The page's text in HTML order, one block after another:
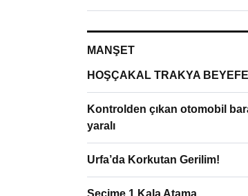
MANŞET
HOŞÇAKAL TRAKYA
Kontrolden çıkan otomobil
yaralı
Urfa’da Korkutan Gerilim!
Seçime 1 Kala Atama